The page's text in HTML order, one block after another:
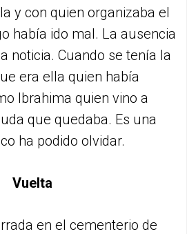
y con quien organizaba el
había ido mal. La ausencia
noticia. Cuando se tenía la
era ella quien había
Ibrahima quien vino a
que quedaba. Es una
ha podido olvidar.
Vuelta
en el cementerio de